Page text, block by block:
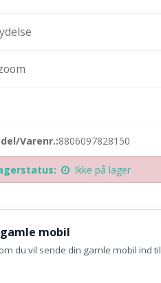
Varenr.:8806097828150
Ikke på lager
mobil
du vil sende din gamle mobil ind til